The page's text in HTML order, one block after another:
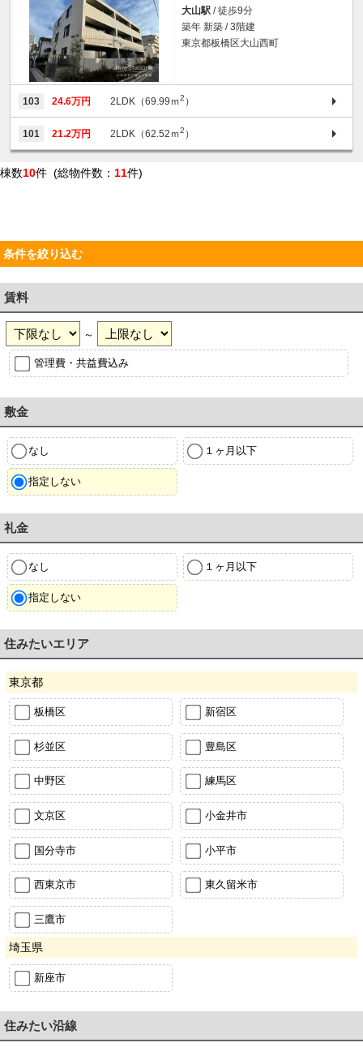
大山駅 / 徒歩9分
築年 新築 / 3階建
東京都板橋区大山西町
103 24.6万円 2LDK（69.99ｍ2 ）
101 21.2万円 2LDK（62.52ｍ2 ）
棟数10件 (総物件数： 11件)
条件を絞り込む
賃料
～
管理費・共益費込み
敷金
なし １ヶ月以下
指定しない
礼金
なし １ヶ月以下
指定しない
住みたいエリア
東京都
板橋区 新宿区
杉並区 豊島区
中野区 練馬区
文京区 小金井市
国分寺市 小平市
西東京市 東久留米市
三鷹市
埼玉県
新座市
住みたい沿線